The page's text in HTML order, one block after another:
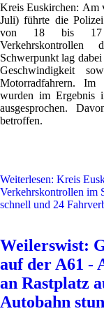
Kreis Euskirchen: Am
Juli) führte die
von 18 bis 17
Verkehrskontrollen
Schwerpunkt lag
Geschwindigkeit
Motorradfahrern. Im
wurden im Ergebnis
ausgesprochen.
betroffen.
Weiterlesen: Kreis
Verkehrskontrollen im
schnell und 24
Weilerswist:
auf der A61 -
an Rastplatz
Autobahn